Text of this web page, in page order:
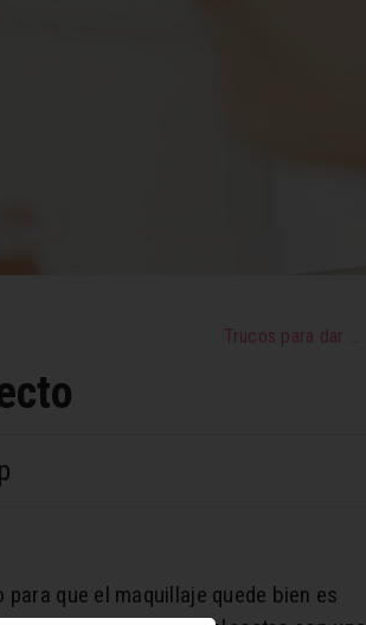
Trucos para dar mejores besos
que el maquillaje quede bien es